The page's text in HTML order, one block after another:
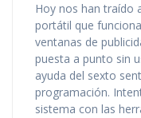
Hoy nos han traído
portátil que
ventanas de
puesta a punto sin
ayuda del sexto
programación.
sistema con las